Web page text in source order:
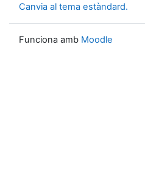
Canvia al tema estàndard.
Funciona amb Moodle